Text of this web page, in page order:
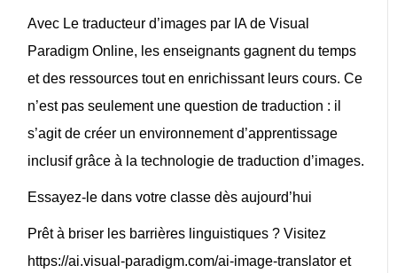
Avec Le traducteur d’images par IA de Visual
Paradigm Online, les enseignants gagnent du temps
et des ressources tout en enrichissant leurs cours. Ce
n’est pas seulement une question de traduction : il
s’agit de créer un environnement d’apprentissage
inclusif grâce à la technologie de traduction d’images.
Essayez-le dans votre classe dès aujourd’hui
Prêt à briser les barrières linguistiques ? Visitez
https://ai.visual-paradigm.com/ai-image-translator et